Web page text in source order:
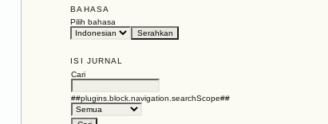
BAHASA
Pilih bahasa
ISI JURNAL
Cari
##plugins.block.navigation.searchScope##